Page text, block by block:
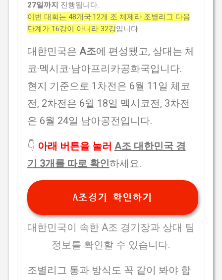
27일까지 진행됩니다.
이번 대회는 48개국·12개 조 체제라 조별리그 다음
단계가 16강이 아니라 32강입니다.
대한민국은 A조에 편성됐고, 상대는 체
코·멕시코·남아프리카공화국입니다.
현지 기준으로 1차전은 6월 11일 체코
전, 2차전은 6월 18일 멕시코전, 3차전
은 6월 24일 남아공전입니다.
👇 아래 버튼을 눌러 A조 대한민국 경
기 3개를 따로 확인하세요.
A조경기 확인하기
대한민국이 속한 A조 경기장과 상대 팀
정보를 확인할 수 있습니다.
조별리그 통과 방식도 꼭 같이 봐야 합